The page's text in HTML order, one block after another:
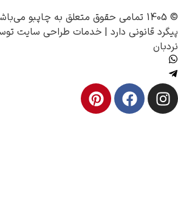
چاپبومی‌باشد و
قانونی دارد |خدمات طراحی سایتتوسط